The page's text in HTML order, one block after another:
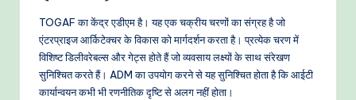
TOGAF का केंद्र एडीएम है। यह एक चक्रीय चरणों का संग्रह है जो
एंटरप्राइज आर्किटेक्चर के विकास को मार्गदर्शन करता है। प्रत्येक चरण में
विशिष्ट डिलीवरेबल्स और गेट्स होते हैं जो व्यवसाय लक्ष्यों के साथ संरेखण
सुनिश्चित करते हैं। ADM का उपयोग करने से यह सुनिश्चित होता है कि आईटी
कार्यान्वयन कभी भी रणनीतिक दृष्टि से अलग नहीं होता।